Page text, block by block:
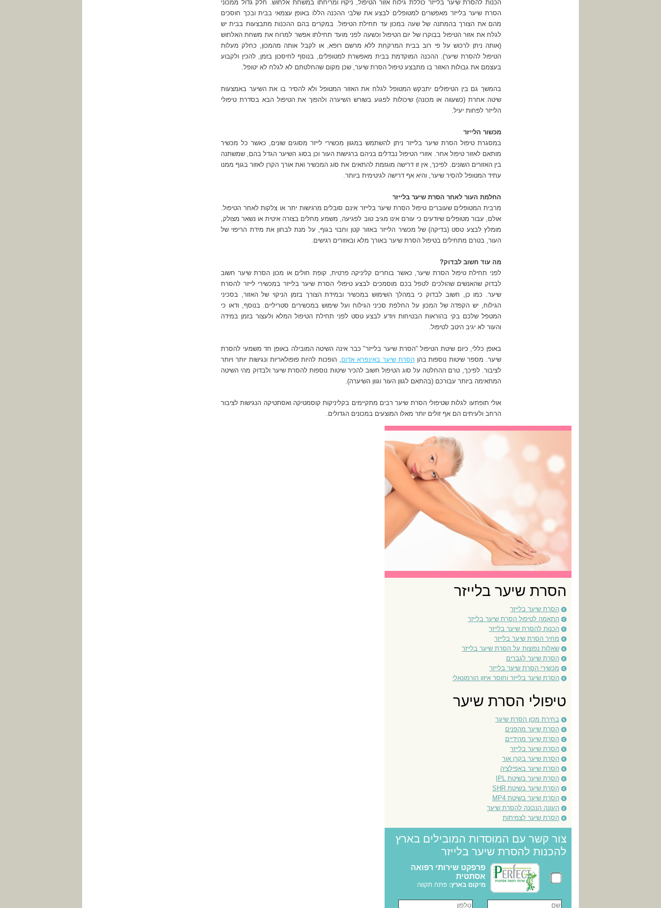
הכנות להסרת שיער בלייזר כוללת גילוח אזור הטיפול, ניקויו ומריחתו במשחת אלחוש. חלק גדול ממכוני
הסרת שיער בלייזר מאפשרים למטופלים לבצע את שלבי ההכנה הללו באופן עצמאי בבית ובכך חוסכים
מהם את הצורך בהמתנה של שעה במכון עד תחילת הטיפול. במקרים בהם ההכנות מתבצעות בבית יש
לגלח את אזור הטיפול בבוקרו של יום הטיפול וכשעה לפני מועד תחילתו אפשר למרוח את משחת האלחוש
(אותה ניתן לרכוש על פי רוב בבית המרקחת ללא מרשם רופא, או לקבל אותה מהמכון, כחלק מעלות
הטיפול להסרת שיער). ההכנה המוקדמת בבית מאפשרת למטופלים, בנוסף לחיסכון בזמן, להכין ולקבוע
בעצמם את גבולות האזור בו מתבצע טיפול הסרת שיער, שכן מקום שהחלטתם לא לגלח לא יטופל.
בהמשך גם בין הטיפולים יתבקש המטופל לגלח את האזור המטופל ולא להסיר בו את השיער באמצעות
שיטה אחרת (כשעווה או מכונה) שיכולות לפגוע בשורש השיערה ולהפוך את הטיפול הבא בסדרת טיפולי
הלייזר לפחות יעיל.
מכשור הלייזר
במסגרת טיפול הסרת שיער בלייזר ניתן להשתמש במגוון מכשירי לייזר מסוגים שונים, כאשר כל מכשיר
מותאם לאזור טיפול אחר. אזורי הטיפול נבדלים בניהם ברגישות העור וכן בסוג השיער הגדל בהם, שמשתנה
בין האזורים השונים. לפיכך, אין זו דרישה מוגזמת להתאים את סוג המכשיר ואת אורך הקרן לאזור בגוף ממנו
עתיד המטופל להסיר שיער, והיא אף דרישה לגיטימית ביותר.
החלמת העור לאחר הסרת שיער בלייזר
מרבית המטופלים שעוברים טיפול הסרת שיער בלייזר אינם סובלים מרגישות יתר או צלקות לאחר הטיפול.
אולם, עבור מטופלים שיודעים כי עורם אינו מגיב טוב לפגיעה, משמע מחלים בצורה איטית או נשאר מצולק,
מומלץ לבצע טסט (בדיקה) של מכשיר הלייזר באזור קטן וחבוי בגוף, על מנת לבחון את מידת הריפוי של
העור, בטרם מתחילים בטיפול הסרת שיער באורך מלא ובאזורים רגישים.
מה עוד חשוב לבדוק?
לפני תחילת טיפול הסרת שיער, כאשר בוחרים קליניקה פרטית, קופת חולים או מכון הסרת שיער חשוב
לבדוק שהאנשים שהולכים לטפל בכם מוסמכים לבצע טיפולי הסרת שיער בלייזר במכשירי לייזר להסרת
שיער. כמו כן, חשוב לבדוק כי במהלך השימוש במכשיר ובמידת הצורך בזמן הניקוי של האזור, בסכיני
הגילוח, יש הקפדה של המכון על החלפת סכיני הגילוח ועל שימוש במכשירים סטריליים. בנוסף, ודאו כי
המטפל שלכם בקי בהוראות הבטיחות ויודע לבצע טסט לפני תחילת הטיפול המלא ולעצור בזמן במידה
והעור לא יגיב היטב לטיפול.
באופן כללי, כיום שיטת הטיפול "הסרת שיער בלייזר" כבר אינה השיטה המובילה באופן חד משמעי להסרת
שיער. מספר שיטות נוספות בהןהסרת שיער באינפרא אדום , הופכות להיות פופולאריות ונגישות יותר ויותר
לציבור. לפיכך, טרם ההחלטה על סוג הטיפול חשוב להכיר שיטות נוספות להסרת שיער ולבדוק מהי השיטה
המתאימה ביותר עבורכם (בהתאם לגוון העור וגוון השיערה).
אולי תופתעו לגלות שטיפולי הסרת שיער רבים מתקיימים בקליניקות קוסמטיקה ואסתטיקה הנגישות לציבור
הרחב ולעיתים הם אף זולים יותר מאלו המוצעים במכונים הגדולים.
הסרת שיער בלייזר
הסרת שיער בלייזר
התאמה לטיפול הסרת שיער בלייזר
הכנות להסרת שיער בלייזר
מחיר הסרת שיער בלייזר
שאלות נפוצות על הסרת שיער בלייזר
הסרת שיער לגברים
מכשירי הסרת שיער בלייזר
הסרת שיער בלייזר וחוסר איזון הורמונאלי
טיפולי הסרת שיער
בחירת מכון הסרת שיער
הסרת שיער מהפנים
הסרת שיער מהידיים
הסרת שיער בלייזר
הסרת שיער בקרן אור
הסרת שיער באפילציה
הסרת שיער בשיטת IPL
הסרת שיער בשיטת SHR
הסרת שיער בשיטת MP4
העונה הנכונה להסרת שיער
הסרת שיער לצמיתות
צור קשר עם המוסדות המובילים בארץ
להכנות להסרת שיער בלייזר
פרפקט שירותי רפואה
אסתטית
מיקום בארץ: פתח תקווה